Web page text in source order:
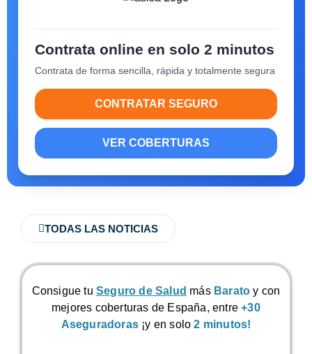
Contrata online en solo 2 minutos
Contrata de forma sencilla, rápida y totalmente segura
CONTRATAR SEGURO
VER COBERTURAS
TODAS LAS NOTICIAS
Consigue tu Seguro de Salud más Barato y con
mejores coberturas de España, entre+30
Aseguradoras ¡y en solo2 minutos!